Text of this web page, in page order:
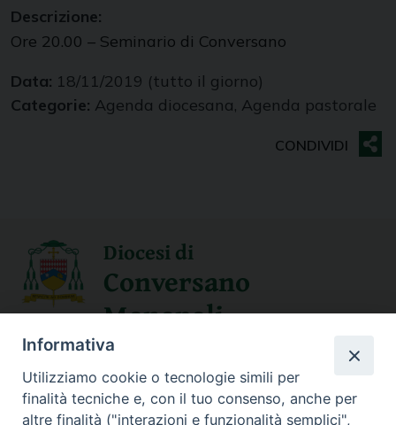
Descrizione:
Ore 20.00 – Seminario di Conversano
Data: 18/11/2019 (tutto il giorno)
Categorie: Agenda diocesana, Agenda pastorale
Diocesi di
Conversano
Monopoli
SEGUICI SU
Informativa
Utilizziamo cookie o tecnologie simili per
finalità tecniche e, con il tuo consenso, anche per
altre finalità ("interazioni e funzionalità semplici",